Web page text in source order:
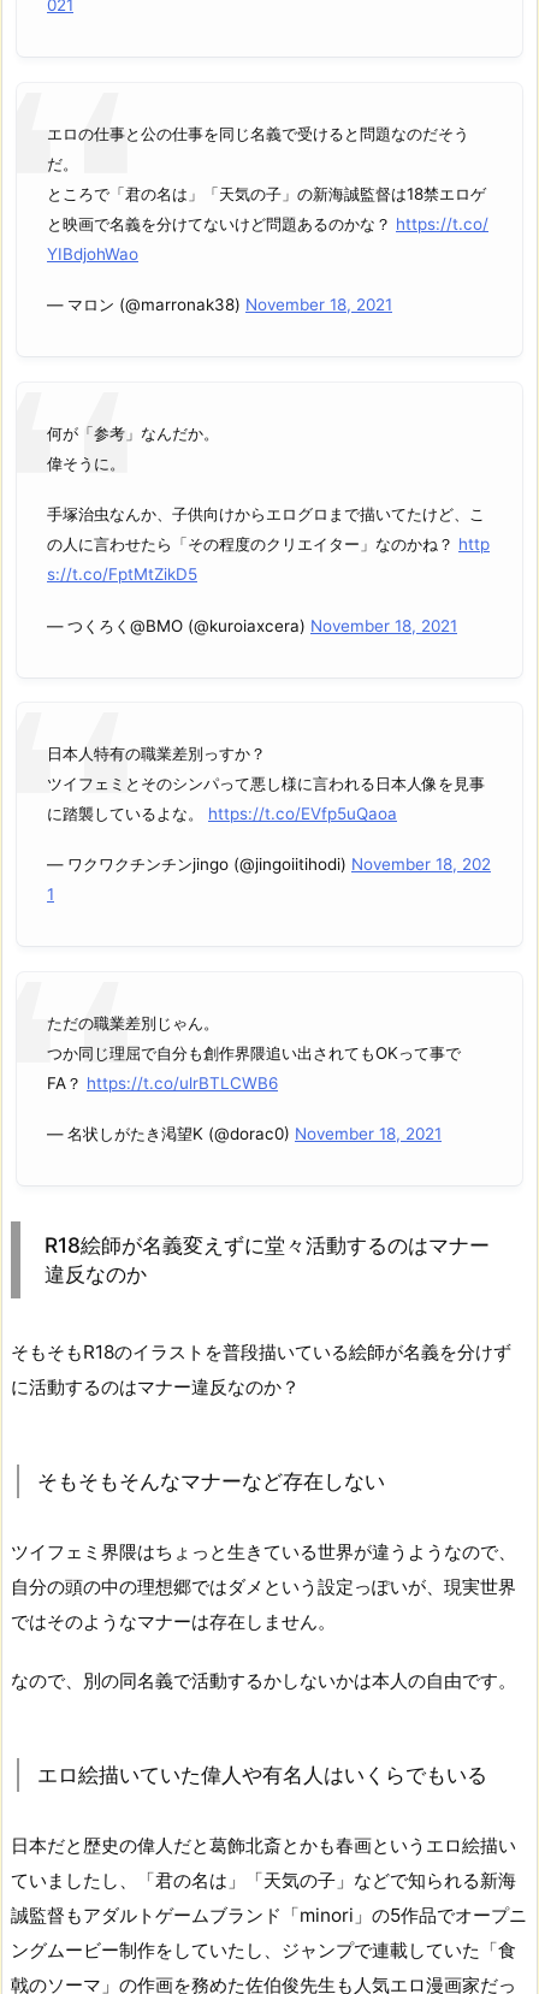
021
エロの仕事と公の仕事を同じ名義で受けると問題なのだそう
だ。
ところで「君の名は」「天気の子」の新海誠監督は18禁エロゲ
と映画で名義を分けてないけど問題あるのかな？ https://t.co/
YIBdjohWao
— マロン (@marronak38) November 18, 2021
何が「参考」なんだか。
偉そうに。
手塚治虫なんか、子供向けからエログロまで描いてたけど、こ
の人に言わせたら「その程度のクリエイター」なのかね？ http
s://t.co/FptMtZikD5
— つくろく@BMO (@kuroiaxcera) November 18, 2021
日本人特有の職業差別っすか？
ツイフェミとそのシンパって悪し様に言われる日本人像を見事
に踏襲しているよな。 https://t.co/EVfp5uQaoa
— ワクワクチンチンjingo (@jingoiitihodi) November 18, 202
1
ただの職業差別じゃん。
つか同じ理屈で自分も創作界隈追い出されてもOKって事で
FA？ https://t.co/ulrBTLCWB6
— 名状しがたき渇望K (@dorac0) November 18, 2021
R18絵師が名義変えずに堂々活動するのはマナー
違反なのか
そもそもR18のイラストを普段描いている絵師が名義を分けず
に活動するのはマナー違反なのか？
そもそもそんなマナーなど存在しない
ツイフェミ界隈はちょっと生きている世界が違うようなので、
自分の頭の中の理想郷ではダメという設定っぽいが、現実世界
ではそのようなマナーは存在しません。
なので、別の同名義で活動するかしないかは本人の自由です。
エロ絵描いていた偉人や有名人はいくらでもいる
日本だと歴史の偉人だと葛飾北斎とかも春画というエロ絵描い
ていましたし、「君の名は」「天気の子」などで知られる新海
誠監督もアダルトゲームブランド「minori」の5作品でオープニ
ングムービー制作をしていたし、ジャンプで連載していた「食
戟のソーマ」の作画を務めた佐伯俊先生も人気エロ漫画家だっ